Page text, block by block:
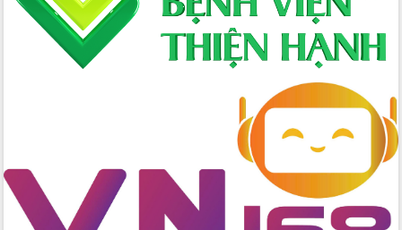
Đắk Lắk đẩy mạnh nuôi biển công
nghệ, hướng tới phát triển thủy sản
bền vững
Tập huấn nâng cao năng lực triển khai
Đẩy mạnh cải cách hành chính, quyết
tâm đạt được mục tiêu tăng trưởng
hai con số trong năm 2026